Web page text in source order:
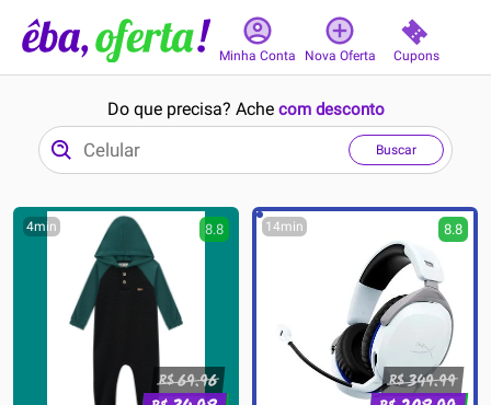
Minha Conta Nova Oferta Cupons
Do que precisa? Ache com desconto
Buscar
4min 8.8
R$69.96
14min 8.8
R$349.99